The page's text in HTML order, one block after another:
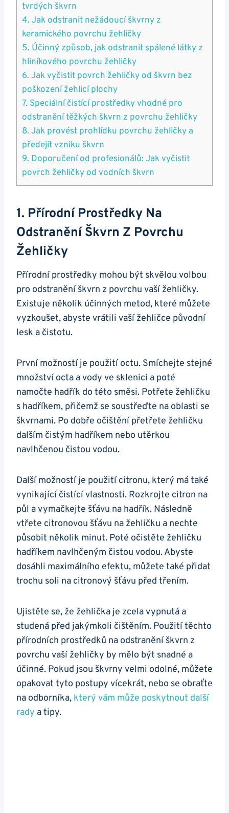
tvrdých škvrn
4.‍ Jak odstranit nežádoucí škvrny​ z
keramického povrchu žehličky
5. Účinný způsob, ‌jak odstranit spálené látky z
hliníkového povrchu ‌žehličky
6. Jak⁤ vyčistit ‍povrch žehličky od škvrn bez
poškození žehlicí plochy
7. Speciální čistící prostředky vhodné pro
odstranění těžkých škvrn z povrchu žehličky
8. Jak provést prohlídku povrchu žehličky a
předejít‌ vzniku škvrn
9. Doporučení‌ od ⁤profesionálů: Jak vyčistit
povrch žehličky od ​vodních škvrn
1. ⁢Přírodní Prostředky Na
Odstranění Škvrn Z Povrchu
Žehličky
Přírodní prostředky mohou být‌ skvělou volbou
pro odstranění škvrn z povrchu vaší žehličky.
Existuje⁢ několik účinných metod, které můžete
vyzkoušet, abyste⁤ vrátili⁤ vaší žehličce původní
‍lesk a čistotu.
První možností je použití octu. Smíchejte⁤ stejné
množství⁢ octa a vody ve sklenici ⁣a poté
namočte hadřík do ⁣této směsi. Potřete⁣ žehličku
s⁢ hadříkem,‌ přičemž se ​soustřeďte na oblasti​ se
‍škvrnami. Po ⁣dobře očištění přetřete žehličku
dalším ​čistým hadříkem nebo utěrkou
navlhčenou⁢ čistou vodou.
Další ⁣možností je‌ použití citronu, který má také⁤
vynikající čistící ‍vlastnosti. Rozkrojte‌ citron ​na
půl a vymačkejte šťávu na hadřík. Následně
vtřete‍ citronovou šťávu na žehličku ⁣a nechte
působit několik minut. ​Poté očistěte‍ žehličku ​
hadříkem navlhčeným čistou vodou. Abyste
dosáhli maximálního efektu, můžete také přidat
trochu soli na citronový šťávu⁢ před ‌třením.
Ujistěte se, ⁣že žehlička ‍je zcela vypnutá a
studená před jakýmkoli čištěním. Použití těchto
přírodních​ prostředků‌ na odstranění škvrn z
povrchu vaší‌ žehličky⁤ by mělo ⁢být snadné a
účinné.⁢ Pokud ‌jsou škvrny ‍velmi odolné, můžete
opakovat ‌tyto postupy vícekrát, nebo⁢ se obraťte
na odborníka, který vám ‌může poskytnout další
rady a ⁤tipy.